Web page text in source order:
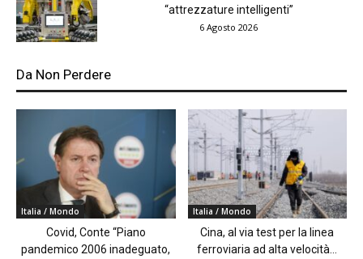
“attrezzature intelligenti”
6 Agosto 2026
Da Non Perdere
Italia / Mondo
Covid, Conte “Piano
pandemico 2006 inadeguato,
Italia / Mondo
Cina, al via test per la linea
ferroviaria ad alta velocità...